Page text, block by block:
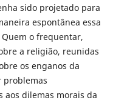
sido projetado para
espontânea essa
o frequentar,
a religião, reunidas
os enganos da
problemas
aos dilemas morais da